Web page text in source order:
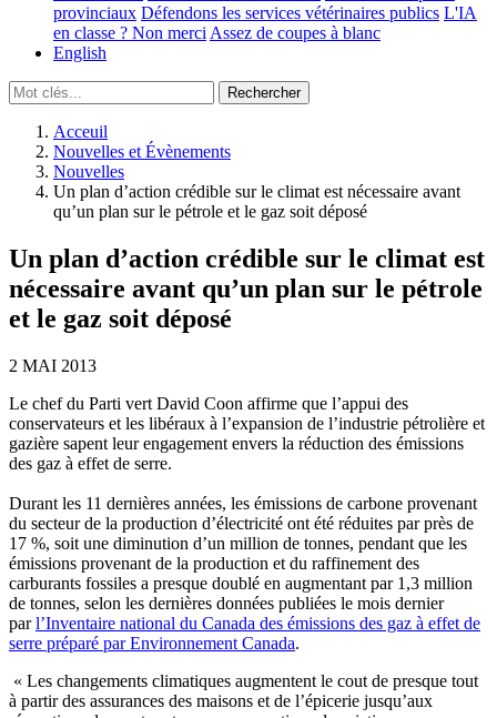
provinciaux Défendons les services vétérinaires publics L'IA
en classe ? Non merci Assez de coupes à blanc
English
Acceuil
Nouvelles et Évènements
Nouvelles
Un plan d’action crédible sur le climat est nécessaire avant
qu’un plan sur le pétrole et le gaz soit déposé
Un plan d’action crédible sur le climat est
nécessaire avant qu’un plan sur le pétrole
et le gaz soit déposé
2 MAI 2013
Le chef du Parti vert David Coon affirme que l’appui des
conservateurs et les libéraux à l’expansion de l’industrie pétrolière et
gazière sapent leur engagement envers la réduction des émissions
des gaz à effet de serre.
Durant les 11 dernières années, les émissions de carbone provenant
du secteur de la production d’électricité ont été réduites par près de
17 %, soit une diminution d’un million de tonnes, pendant que les
émissions provenant de la production et du raffinement des
carburants fossiles a presque doublé en augmentant par 1,3 million
de tonnes, selon les dernières données publiées le mois dernier
parl’Inventaire national du Canada des émissions des gaz à effet de
serre préparé par Environnement Canada.
« Les changements climatiques augmentent le cout de presque tout
à partir des assurances des maisons et de l’épicerie jusqu’aux